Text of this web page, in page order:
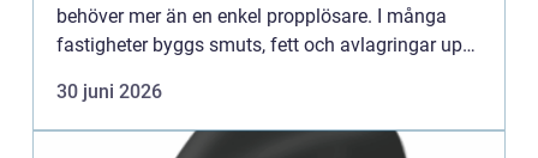
behöver mer än en enkel propplösare. I många
fastigheter byggs smuts, fett och avlagringar upp
ell...
30 juni 2026